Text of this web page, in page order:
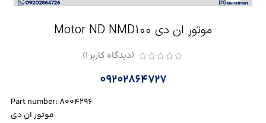
موتور ان دی Motor ND NMD100
(دیدگاه کاربر1
)
09202864727
Part number: A004296
موتور ان دی